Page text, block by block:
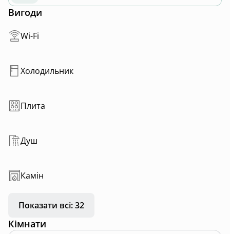
мікрохвильова піч, електрочайник та плита.
✔ на мансарді в сховку двохспальне ліжко
✔ в санвузлі рушники, фен
Також, в будинку є проектор. А на терасі чан і
Вигоди
Wi-Fi
Холодильник
Плита
Душ
Камін
Показати всі: 32
Кімнати